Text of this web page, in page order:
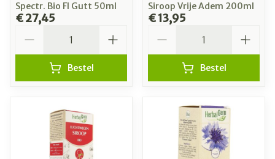
Spectr. Bio Fl Gutt 50ml
€ 27,45
Bestel
Siroop Vrije Adem 200ml
€ 13,95
Bestel